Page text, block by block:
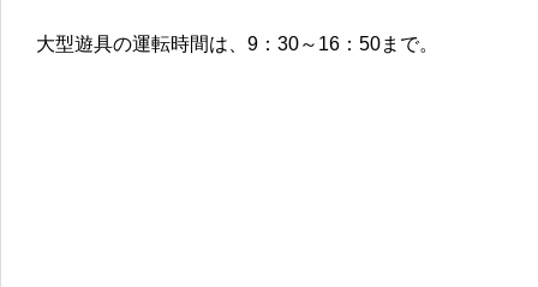
大型遊具の運転時間は、9：30～16：50まで。